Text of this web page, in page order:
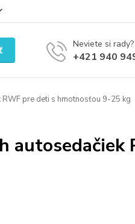
Neviete si
+421 940
RWF pre deti s hmotnosťou 9-25 kg